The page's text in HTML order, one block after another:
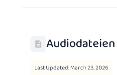
Last Updated: March 23, 2026